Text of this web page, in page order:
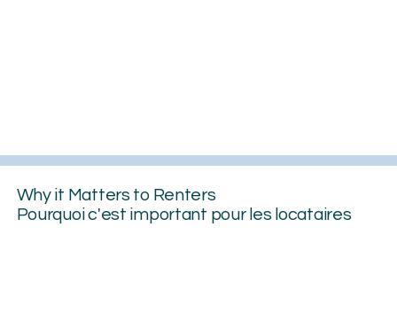
Why it Matters to Renters
Pourquoi c'est important pour les locataires